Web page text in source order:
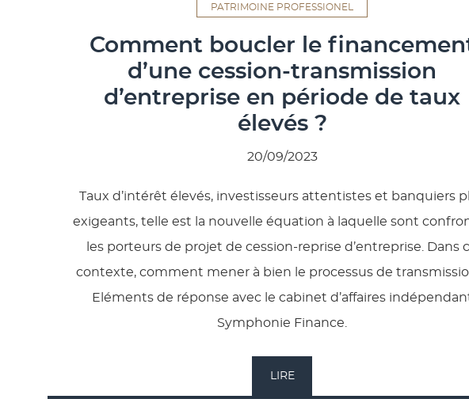
PATRIMOINE PROFESSIONEL
Comment boucler le
d’une cession-transmission
d’entreprise en période de taux
élevés ?
20/09/2023
Taux d’intérêt élevés, investisseurs attentistes et banquiers
exigeants, telle est la nouvelle équation à laquelle sont
les porteurs de projet de cession-reprise d’entreprise. Dans
contexte, comment mener à bien le processus de
Eléments de réponse avec le cabinet d’affaires
Symphonie Finance.
LIRE